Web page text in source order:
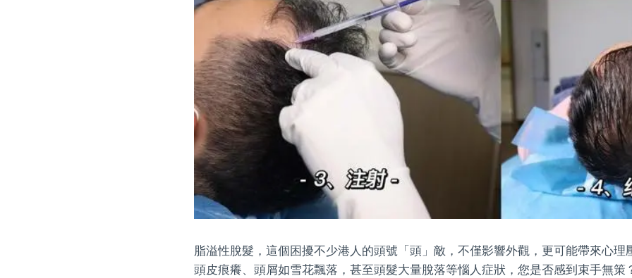
脂溢性脫髮，這個困擾不少港人的頭號「頭」敵，不僅影響外觀，更可能帶來心理
頭皮痕癢、頭屑如雪花飄落，甚至頭髮大量脫落等惱人症狀，您是否感到束手無策